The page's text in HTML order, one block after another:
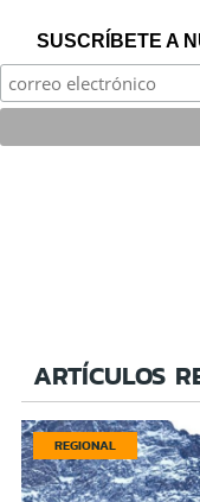
SUSCRÍBETE A
ARTÍCULOS
REGIONAL